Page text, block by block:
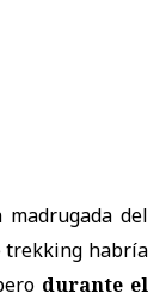
del
trekking habría
durante el